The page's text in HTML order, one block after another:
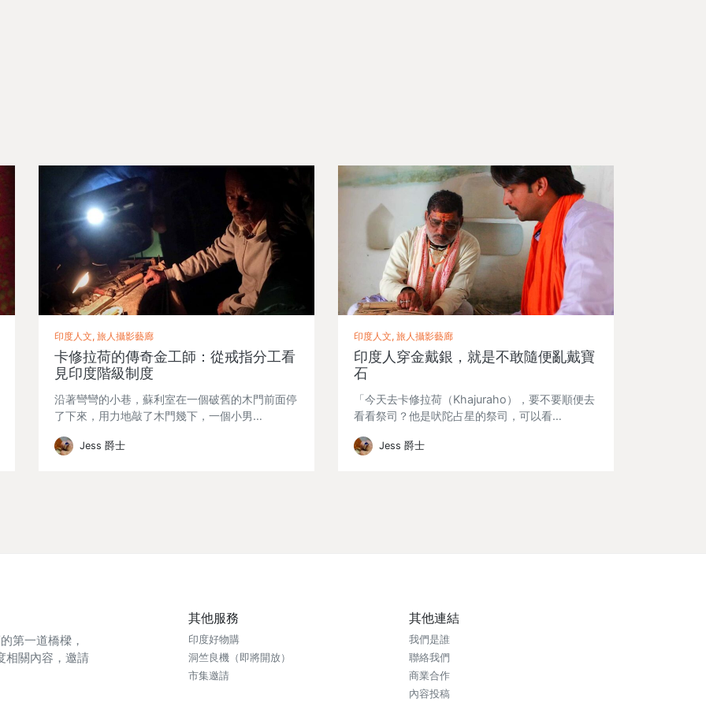
印度人文, 旅人攝影藝廊
卡修拉荷的傳奇金工師：從戒指分工看
見印度階級制度
沿著彎彎的小巷，蘇利室在一個破舊的木門前面停
了下來，用力地敲了木門幾下，一個小男…
Jess 爵士
印度人文, 旅人攝影藝廊
印度人穿金戴銀，就是不敢隨便亂戴寶
石
「今天去卡修拉荷（Khajuraho），要不要順便去
看看祭司？他是吠陀占星的祭司，可以看…
Jess 爵士
第一道橋樑，
相關內容，邀請
其他服務
印度好物購
洞竺良機（即將開放）
市集邀請
其他連結
我們是誰
聯絡我們
商業合作
內容投稿